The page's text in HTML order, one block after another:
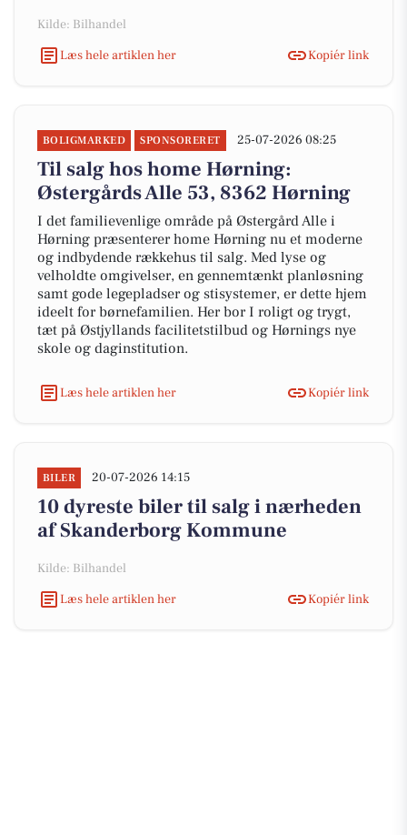
Kilde: Bilhandel
Læs hele artiklen her
Kopiér link
BOLIGMARKED SPONSORERET 25-07-2026 08:25
Til salg hos home Hørning:
Østergårds Alle 53, 8362 Hørning
I det familievenlige område på Østergård Alle i
Hørning præsenterer home Hørning nu et moderne
og indbydende rækkehus til salg. Med lyse og
velholdte omgivelser, en gennemtænkt planløsning
samt gode legepladser og stisystemer, er dette hjem
ideelt for børnefamilien. Her bor I roligt og trygt,
tæt på Østjyllands facilitetstilbud og Hørnings nye
skole og daginstitution.
Læs hele artiklen her Kopiér link
BILER 20-07-2026 14:15
10 dyreste biler til salg i nærheden
af Skanderborg Kommune
Kilde: Bilhandel
Læs hele artiklen her
Kopiér link